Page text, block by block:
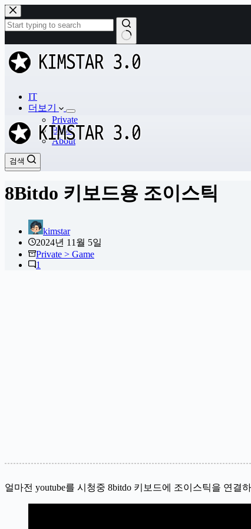
본
문
으
로
건
너
과
없
IT
더보기
Private
Book
About
검색
검색
8Bitdo 키보드용 조이스틱
kimstar
2024년 11월 5일
Private > Game
1
얼마전 youtube를 시청중 8bitdo 키보드에 조이스틱을 연